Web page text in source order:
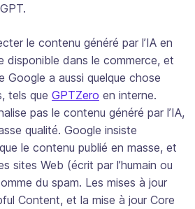
le contenu généré par l’IA en
disponible dans le commerce, et
Google a aussi quelque chose
tels que GPTZero en interne.
pas le contenu généré par l’IA,
qualité. Google insiste
le contenu publié en masse, et
sites Web (écrit par l’humain ou
du spam. Les mises à jour
Content, et la mise à jour Core